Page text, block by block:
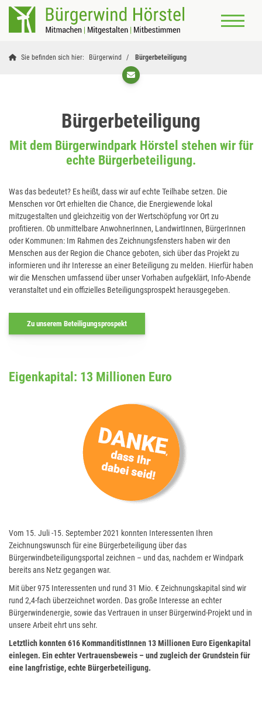
Sie befinden sich hier: Bürgerwind Bürgerbeteiligung
Bürgerbeteiligung
Mit dem Bürgerwindpark Hörstel stehen wir für
echte Bürgerbeteiligung.
Was das bedeutet? Es heißt, dass wir auf echte Teilhabe setzen. Die
Menschen vor Ort erhielten die Chance, die Energiewende lokal
mitzugestalten und gleichzeitig von der Wertschöpfung vor Ort zu
profitieren. Ob unmittelbare AnwohnerInnen, LandwirtInnen, BürgerInnen
oder Kommunen: Im Rahmen des Zeichnungsfensters haben wir den
Menschen aus der Region die Chance geboten, sich über das Projekt zu
informieren und ihr Interesse an einer Beteiligung zu melden. Hierfür haben
wir die Menschen umfassend über unser Vorhaben aufgeklärt, Info-Abende
veranstaltet und ein offizielles Beteiligungsprospekt herausgegeben.
Zu unserem Beteiligungsprospekt
Eigenkapital: 13 Millionen Euro
Vom 15. Juli -15. September 2021 konnten Interessenten Ihren
Zeichnungswunsch für eine Bürgerbeteiligung über das
Bürgerwindbeteiligungsportal zeichnen – und das, nachdem er Windpark
bereits ans Netz gegangen war.
Mit über 975 Interessenten und rund 31 Mio. € Zeichnungskapital sind wir
rund 2,4-fach überzeichnet worden. Das große Interesse an echter
Bürgerwindenergie, sowie das Vertrauen in unser Bürgerwind-Projekt und in
unsere Arbeit ehrt uns sehr.
Letztlich konnten 616 KommanditistInnen 13 Millionen Euro Eigenkapital
einlegen. Ein echter Vertrauensbeweis – und zugleich der Grundstein für
eine langfristige, echte Bürgerbeteiligung.